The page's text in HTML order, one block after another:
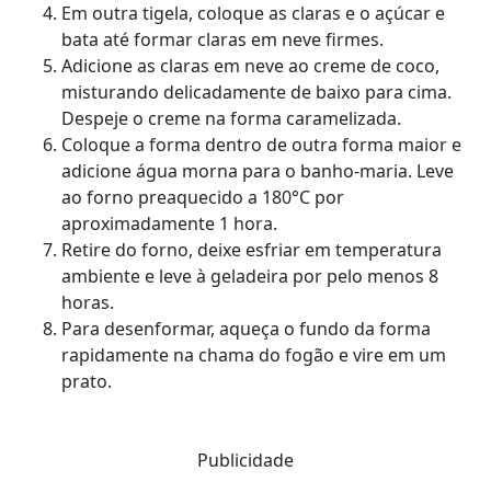
Em outra tigela, coloque as claras e o açúcar e
bata até formar claras em neve firmes.
Adicione as claras em neve ao creme de coco,
misturando delicadamente de baixo para cima.
Despeje o creme na forma caramelizada.
Coloque a forma dentro de outra forma maior e
adicione água morna para o banho-maria. Leve
ao forno preaquecido a 180°C por
aproximadamente 1 hora.
Retire do forno, deixe esfriar em temperatura
ambiente e leve à geladeira por pelo menos 8
horas.
Para desenformar, aqueça o fundo da forma
rapidamente na chama do fogão e vire em um
prato.
Publicidade